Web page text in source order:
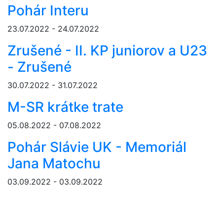
Pohár Interu
23.07.2022 - 24.07.2022
Zrušené - II. KP juniorov a U23
- Zrušené
30.07.2022 - 31.07.2022
M-SR krátke trate
05.08.2022 - 07.08.2022
Pohár Slávie UK - Memoriál
Jana Matochu
03.09.2022 - 03.09.2022